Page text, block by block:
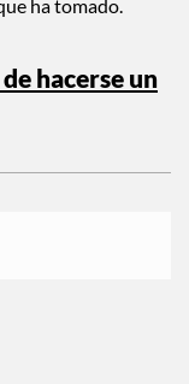
ha tomado.
hacerse un